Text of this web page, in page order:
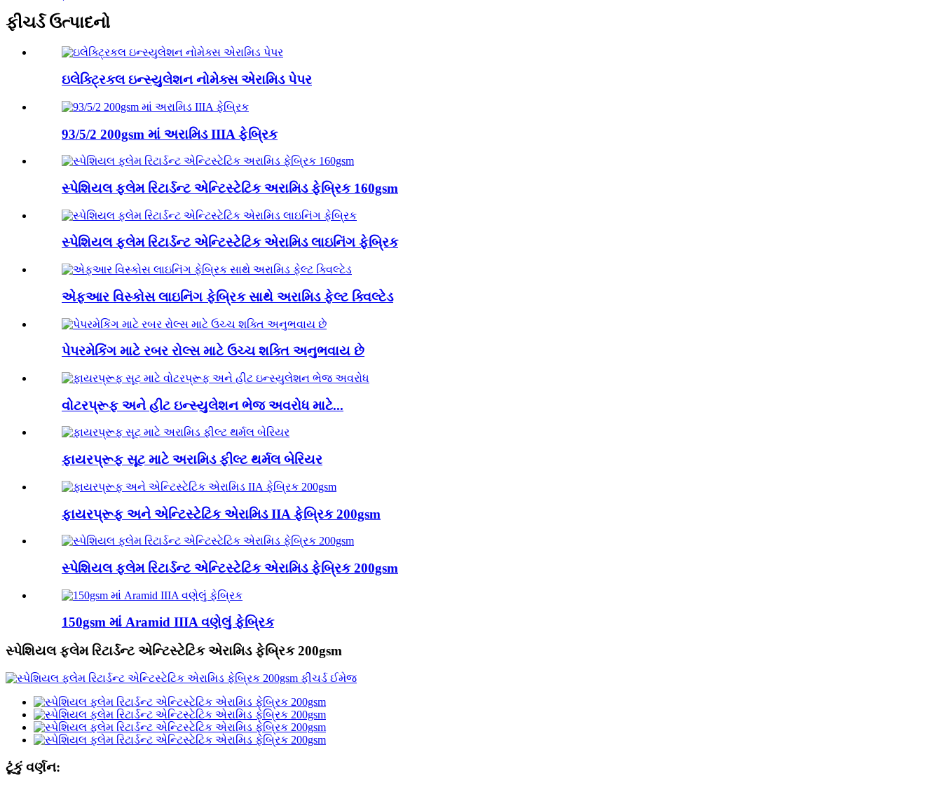
ફીચર્ડ ઉત્પાદનો
ઇલેક્ટ્રિકલ ઇન્સ્યુલેશન નોમેક્સ એરામિડ પેપર
93/5/2 200gsm માં અરામિડ IIIA ફેબ્રિક
સ્પેશિયલ ફ્લેમ રિટાર્ડન્ટ એન્ટિસ્ટેટિક અરામિડ ફેબ્રિક 160gsm
સ્પેશિયલ ફ્લેમ રિટાર્ડન્ટ એન્ટિસ્ટેટિક એરામિડ લાઇનિંગ ફેબ્રિક
એફઆર વિસ્કોસ લાઇનિંગ ફેબ્રિક સાથે અરામિડ ફેલ્ટ ક્વિલ્ટેડ
પેપરમેકિંગ માટે રબર રોલ્સ માટે ઉચ્ચ શક્તિ અનુભવાય છે
વોટરપ્રૂફ અને હીટ ઇન્સ્યુલેશન ભેજ અવરોધ માટે...
ફાયરપ્રૂફ સૂટ માટે અરામિડ ફીલ્ટ થર્મલ બેરિયર
ફાયરપ્રૂફ અને એન્ટિસ્ટેટિક એરામિડ IIA ફેબ્રિક 200gsm
સ્પેશિયલ ફ્લેમ રિટાર્ડન્ટ એન્ટિસ્ટેટિક એરામિડ ફેબ્રિક 200gsm
150gsm માં Aramid IIIA વણેલું ફેબ્રિક
સ્પેશિયલ ફ્લેમ રિટાર્ડન્ટ એન્ટિસ્ટેટિક એરામિડ ફેબ્રિક 200gsm
ટૂંકું વર્ણન: